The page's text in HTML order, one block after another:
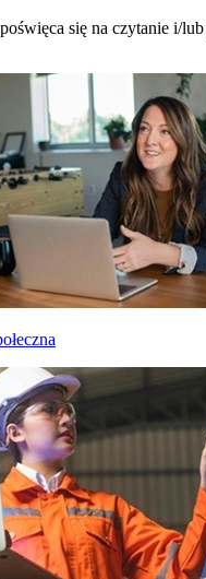
się na czytanie i/